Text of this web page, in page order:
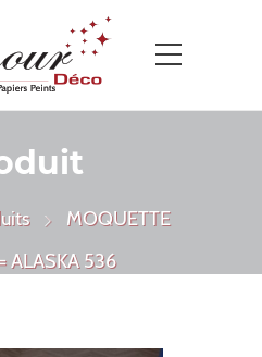
MOQUETTE
ALASKA 536